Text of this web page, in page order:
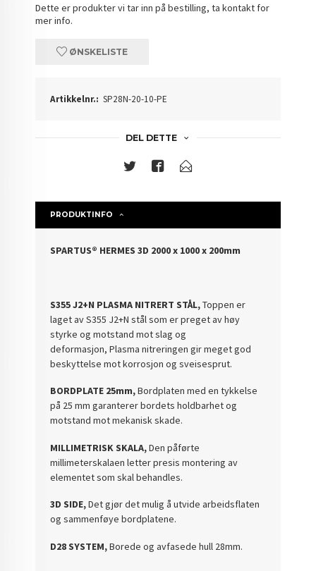
Dette er produkter vi tar inn på bestilling, ta kontakt for
mer info.
ØNSKELISTE
Artikkelnr.: SP28N-20-10-PE
DEL DETTE
PRODUKTINFO
SPARTUS® HERMES 3D 2000 x 1000 x 200mm
S355 J2+N PLASMA NITRERT STÅL,Toppen er
laget av S355 J2+N stål som er preget av høy
styrke og motstand mot slag og
deformasjon, Plasma nitreringen gir meget god
beskyttelse mot korrosjon og sveisesprut.
BORDPLATE 25mm,Bordplaten med en tykkelse
på 25 mm garanterer bordets holdbarhet og
motstand mot mekanisk skade.
MILLIMETRISK SKALA,Den påførte
millimeterskalaen letter presis montering av
elementet som skal behandles.
3D SIDE,Det gjør det mulig å utvide arbeidsflaten
og sammenføye bordplatene.
D28 SYSTEM,Borede og avfasede hull 28mm.